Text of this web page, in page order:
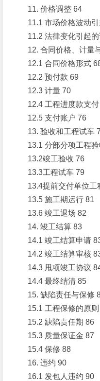
11. 价格调整 64
11.1 市场价格波动引
11.2 法律变化引起的
12. 合同价格、计量
12.1 合同价格形式
12.2 预付款 69
12.3 计量 70
12.4 工程进度款支付
12.5 支付账户 76
13. 验收和工程试车
13.1 分部分项工程验
13.2竣工验收 76
13.3工程试车 79
13.4提前交付单位工
13.5 施工期运行 81
13.6 竣工退场 82
14. 竣工结算 83
14.1 竣工结算申请
14.2 竣工结算审核
14.3 甩项竣工协议
14.4 最终结清 85
15. 缺陷责任与保修
15.1 工程保修的原则
15.2 缺陷责任期 86
15.3 质量保证金 87
15.4 保修 88
16. 违约 90
16.1 发包人违约 90